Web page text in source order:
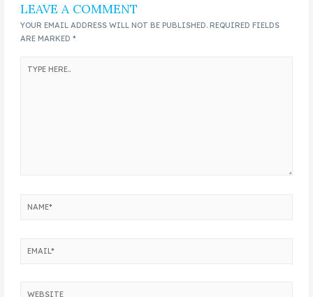
LEAVE A COMMENT
YOUR EMAIL ADDRESS WILL NOT BE PUBLISHED. REQUIRED FIELDS
ARE MARKED*